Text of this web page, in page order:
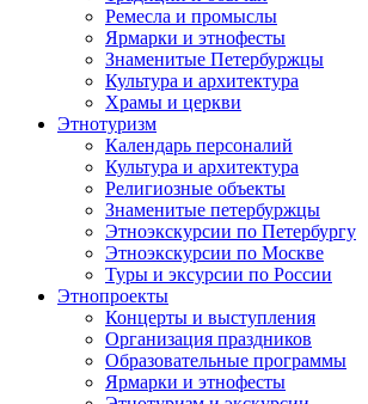
Ремесла и промыслы
Ярмарки и этнофесты
Знаменитые Петербуржцы
Культура и архитектура
Храмы и церкви
Этнотуризм
Календарь персоналий
Культура и архитектура
Религиозные объекты
Знаменитые петербуржцы
Этноэкскурсии по Петербургу
Этноэкскурсии по Москве
Туры и эксурсии по России
Этнопроекты
Концерты и выступления
Организация праздников
Образовательные программы
Ярмарки и этнофесты